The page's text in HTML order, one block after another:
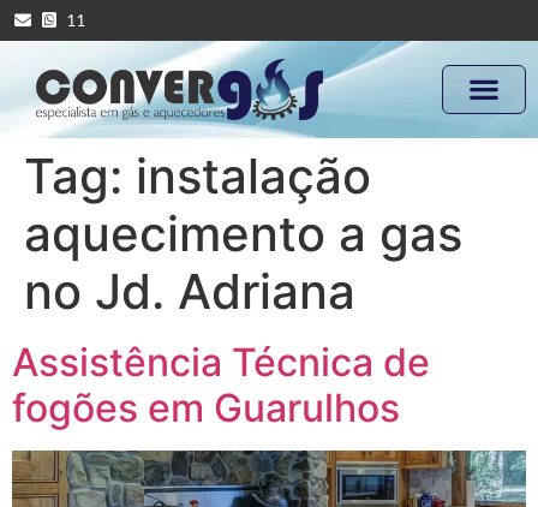
11
Tag: instalação
aquecimento a gas
no Jd. Adriana
Assistência Técnica de
fogões em Guarulhos